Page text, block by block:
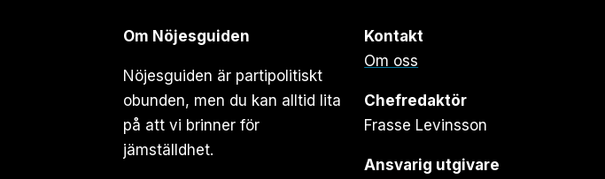
Om Nöjesguiden
Nöjesguiden är partipolitiskt
obunden, men du kan alltid lita
på att vi brinner för
jämställdhet.
Kontakt
Om oss
Chefredaktör
Frasse Levinsson
Ansvarig utgivare